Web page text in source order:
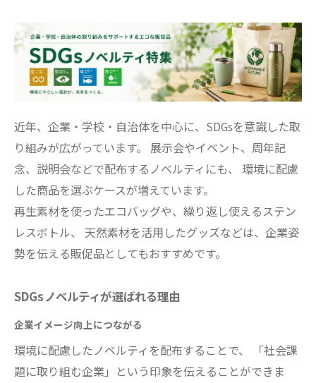
近年、企業・学校・自治体を中心に、SDGsを意識した取
り組みが広がっています。 展示会やイベント、周年記
念、説明会などで配布するノベルティにも、 環境に配慮
した商品を選ぶケースが増えています。
再生素材を使ったエコバッグや、繰り返し使えるステン
レスボトル、 天然素材を活用したグッズなどは、企業姿
勢を伝える販促品としてもおすすめです。
SDGsノベルティが選ばれる理由
企業イメージ向上につながる
環境に配慮したノベルティを配布することで、 「社会課
題に取り組む企業」という印象を伝えることができま